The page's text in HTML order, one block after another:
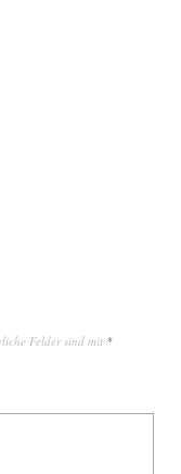
Felder sind mit *